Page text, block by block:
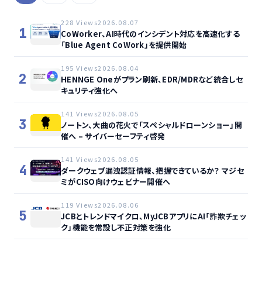
1
228 Views2026.08.07
CoWorker、AI時代のインシデント対応を高速化する
「Blue Agent CoWork」を提供開始
2
195 Views2026.08.04
HENNGE Oneがプラン刷新、EDR/MDRなど統合しセ
キュリティ強化へ
3
141 Views2026.08.05
ノートン、大曲の花火で「スペシャルドローンショー」開
催へ – サイバーセーフティ啓発
4
141 Views2026.08.05
ダークウェブ漏洩認証情報、把握できているか？ マジセ
ミがCISO向けウェビナー開催へ
5
119 Views2026.08.06
JCBとトレンドマイクロ、MyJCBアプリにAI「詐欺チェッ
ク」機能を常設し不正対策を強化